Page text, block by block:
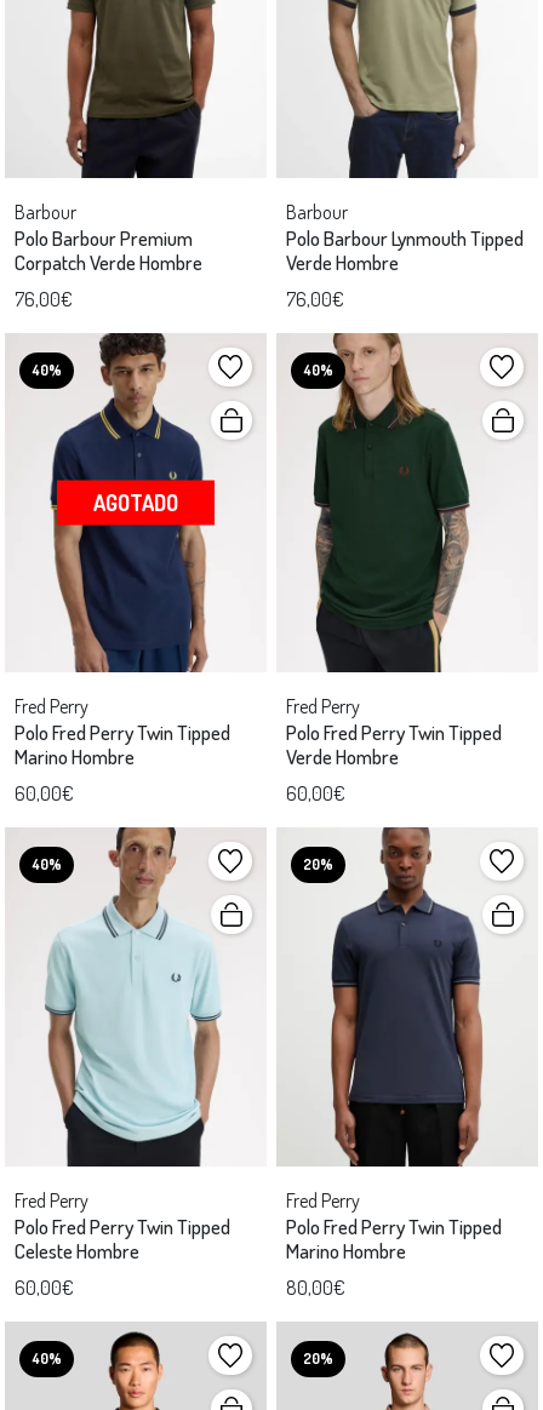
Barbour
Polo Barbour Premium
Corpatch Verde Hombre
76,00€
Barbour
Polo Barbour Lynmouth Tipped
Verde Hombre
76,00€
40%
AGOTADO
Fred Perry
Polo Fred Perry Twin Tipped
Marino Hombre
60,00€
40%
Fred Perry
Polo Fred Perry Twin Tipped
Verde Hombre
60,00€
40%
Fred Perry
Polo Fred Perry Twin Tipped
Celeste Hombre
60,00€
20%
Fred Perry
Polo Fred Perry Twin Tipped
Marino Hombre
80,00€
40% 20%